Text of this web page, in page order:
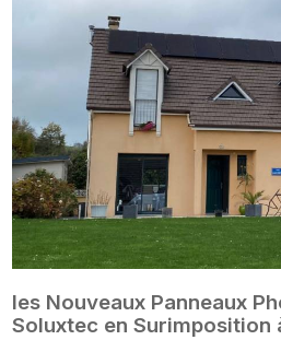
les Nouveaux Panneaux
Soluxtec en Surimposition